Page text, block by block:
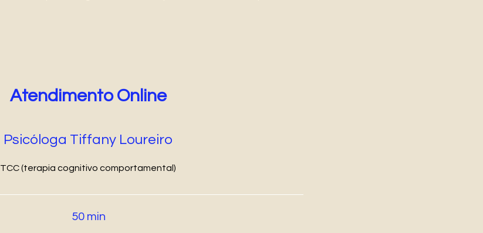
Atendimento Online
Psicóloga Tiffany Loureiro
TCC (terapia cognitivo comportamental)
50 min